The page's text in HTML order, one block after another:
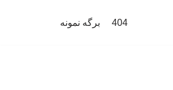
404 برگه نمونه